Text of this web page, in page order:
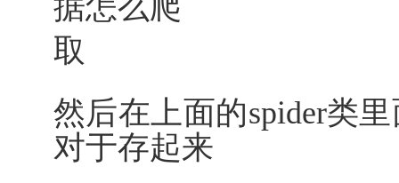
然后在上面的spider类
对于存起来